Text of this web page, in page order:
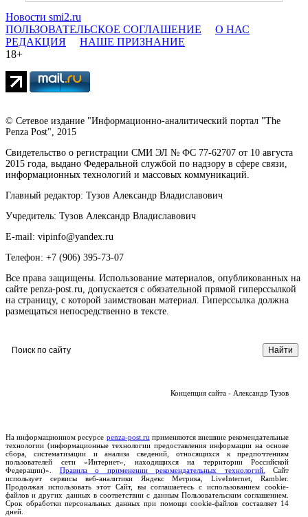
Новости smi2.ru
ПОЛЬЗОВАТЕЛЬСКОЕ СОГЛАШЕНИЕ
О НАС
РЕДАКЦИЯ
НАШЕ ПРИЗНАНИЕ
18+
© Сетевое издание "Информационно-аналитический портал "The
Penza Post", 2015
Свидетельство о регистрации СМИ ЭЛ № ФС 77-62707 от 10 августа
2015 года, выдано Федеральной службой по надзору в сфере связи,
информационных технологий и массовых коммуникаций.
Главный редактор: Тузов Александр Владиславович
Учредитель: Тузов Александр Владиславович
E-mail: vipinfo@yandex.ru
Телефон: +7 (906) 395-73-07
Все права защищены. Использование материалов, опубликованных на
сайте penza-post.ru, допускается с обязательной прямой гиперссылкой
на страницу, с которой заимствован материал. Гиперссылка должна
размещаться непосредственно в тексте.
Концепция сайта - Александр Тузов
На информационном ресурсе penza-post.ru применяются внешние рекомендательные
технологии (информационные технологии предоставления информации на основе
сбора, систематизации и анализа сведений, относящихся к предпочтениям
пользователей сети «Интернет», находящихся на территории Российской
Федерации)». Правила о применении рекомендательных технологий.
Сайт
использует сервисы веб-аналитики Яндекс Метрика, LiveInternet, Rambler.
Продолжая использовать этот Сайт, вы соглашаетесь с использованием cookie-
файлов и других данных в соответствии с данным Пользовательским соглашением.
Срок обработки персональных данных при помощи cookie-файлов составляет 14
дней.